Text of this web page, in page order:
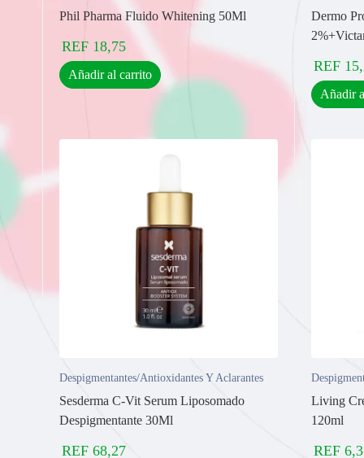
Phil Pharma Fluido Whitening 50Ml
REF 18,75
Añadir al carrito
Dermo
REF
Añadir
Despigmentantes/Antioxidantes Y Aclarantes
Sesderma C-Vit Serum Liposomado
Despigmentante 30Ml
REF 68,27
Living
120ml
REF